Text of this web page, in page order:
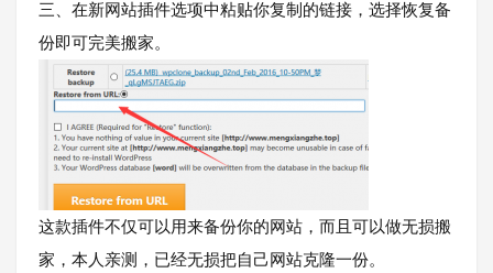
三、在新网站插件选项中粘贴你复制的链接，选择恢复备
份即可完美搬家。
这款插件不仅可以用来备份你的网站，而且可以做无损搬
家，本人亲测，已经无损把自己网站克隆一份。